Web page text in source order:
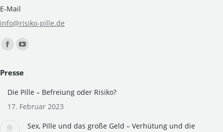
E-Mail
info@risiko-pille.de
Finden Sie uns auf:
Facebook
opens
in
YouTube
opens
in
Presse
Die Pille – Befreiung oder Risiko?
17. Februar 2023
Sex, Pille und das große Geld – Verhütung und die